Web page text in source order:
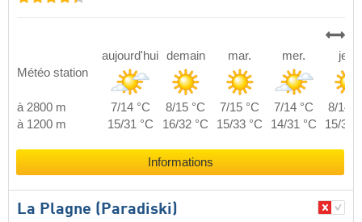
Météo station
aujourd'hui demain mar. mer. jeu.
à 2800 m 7/14 °C 8/15 °C 7/15 °C 7/14 °C
8/14
à 1200 m
15/31 °C 16/32 °C 15/33 °C 14/31 °C 15/31
Informations
La Plagne (Paradiski)